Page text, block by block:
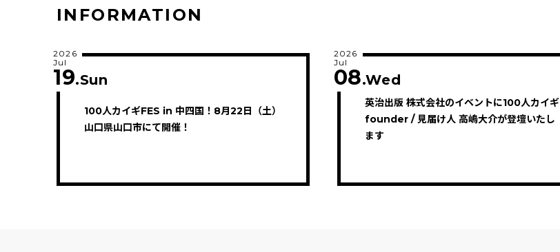
INFORMATION
100人カイギFES in 中四国！8月22日（土）
山口県山口市にて開催！
2026
Jul
19.Sun
英治出版 株式会社のイベントに100人カイギ
founder / 見届け人 高嶋大介が登壇いたし
ます
2026
Jul
08.Wed